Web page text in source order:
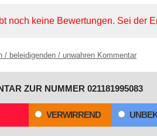
noch keine Bewertungen. Sei der
/ beleidigenden / unwahren Kommentar
ZUR NUMMER 021181995083
VERWIRREND